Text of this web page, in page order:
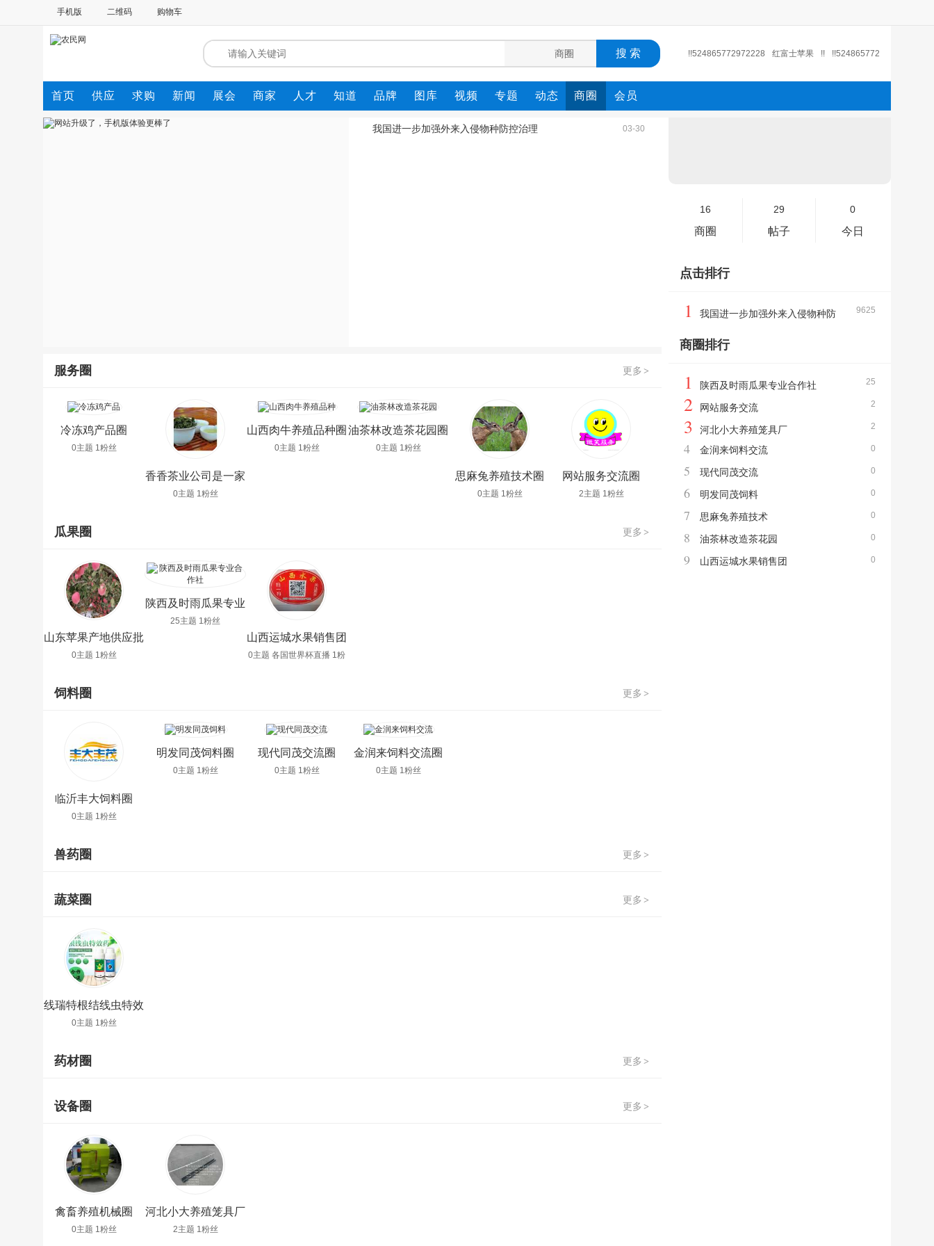
手机版 二维码 购物车
!!524865772972228 红富士苹果 !! !!524865772
971143743 !!5248657729722217 !!52486577297
2882 !!52486577297222 营销 !!n980607=v96537
首页 供应 求购 新闻 展会 商家 人才 知道 品牌 图库 视频 专题 动态 商圈 会员
03-30
我国进一步加强外来入侵物种防控治理
更多 >
服务圈
冷冻鸡产品圈
0主题 1粉丝
香香茶业公司是一家
生产铁观音圈
0主题 1粉丝
山西肉牛养殖品种圈
0主题 1粉丝
油茶林改造茶花园圈
0主题 1粉丝
思麻兔养殖技术圈
0主题 1粉丝
网站服务交流圈
2主题 1粉丝
更多 >
瓜果圈
山东苹果产地供应批
发圈
0主题 1粉丝
陕西及时雨瓜果专业
合作社圈
25主题 1粉丝
山西运城水果销售团
圈
0主题 各国世界杯直播 1粉
更多 >
饲料圈
临沂丰大饲料圈
0主题 1粉丝
明发同茂饲料圈
0主题 1粉丝
现代同茂交流圈
0主题 1粉丝
金润来饲料交流圈
0主题 1粉丝
更多 >
兽药圈
更多 >
蔬菜圈
线瑞特根结线虫特效
药杀线虫剂圈
0主题 1粉丝
更多 >
药材圈
更多 >
设备圈
禽畜养殖机械圈
0主题 1粉丝
河北小大养殖笼具厂
圈
2主题 1粉丝
16
商圈
29
帖子
0
今日
点击排行
9625
1
我国进一步加强外来入侵物种防
控治理
商圈排行
25
1 陕西及时雨瓜果专业合作社
2
2 网站服务交流
2
3 河北小大养殖笼具厂
0
4 金润来饲料交流
0
5 现代同茂交流
0
6 明发同茂饲料
0
7 思麻兔养殖技术
0
8 油茶林改造茶花园
0
9 山西运城水果销售团